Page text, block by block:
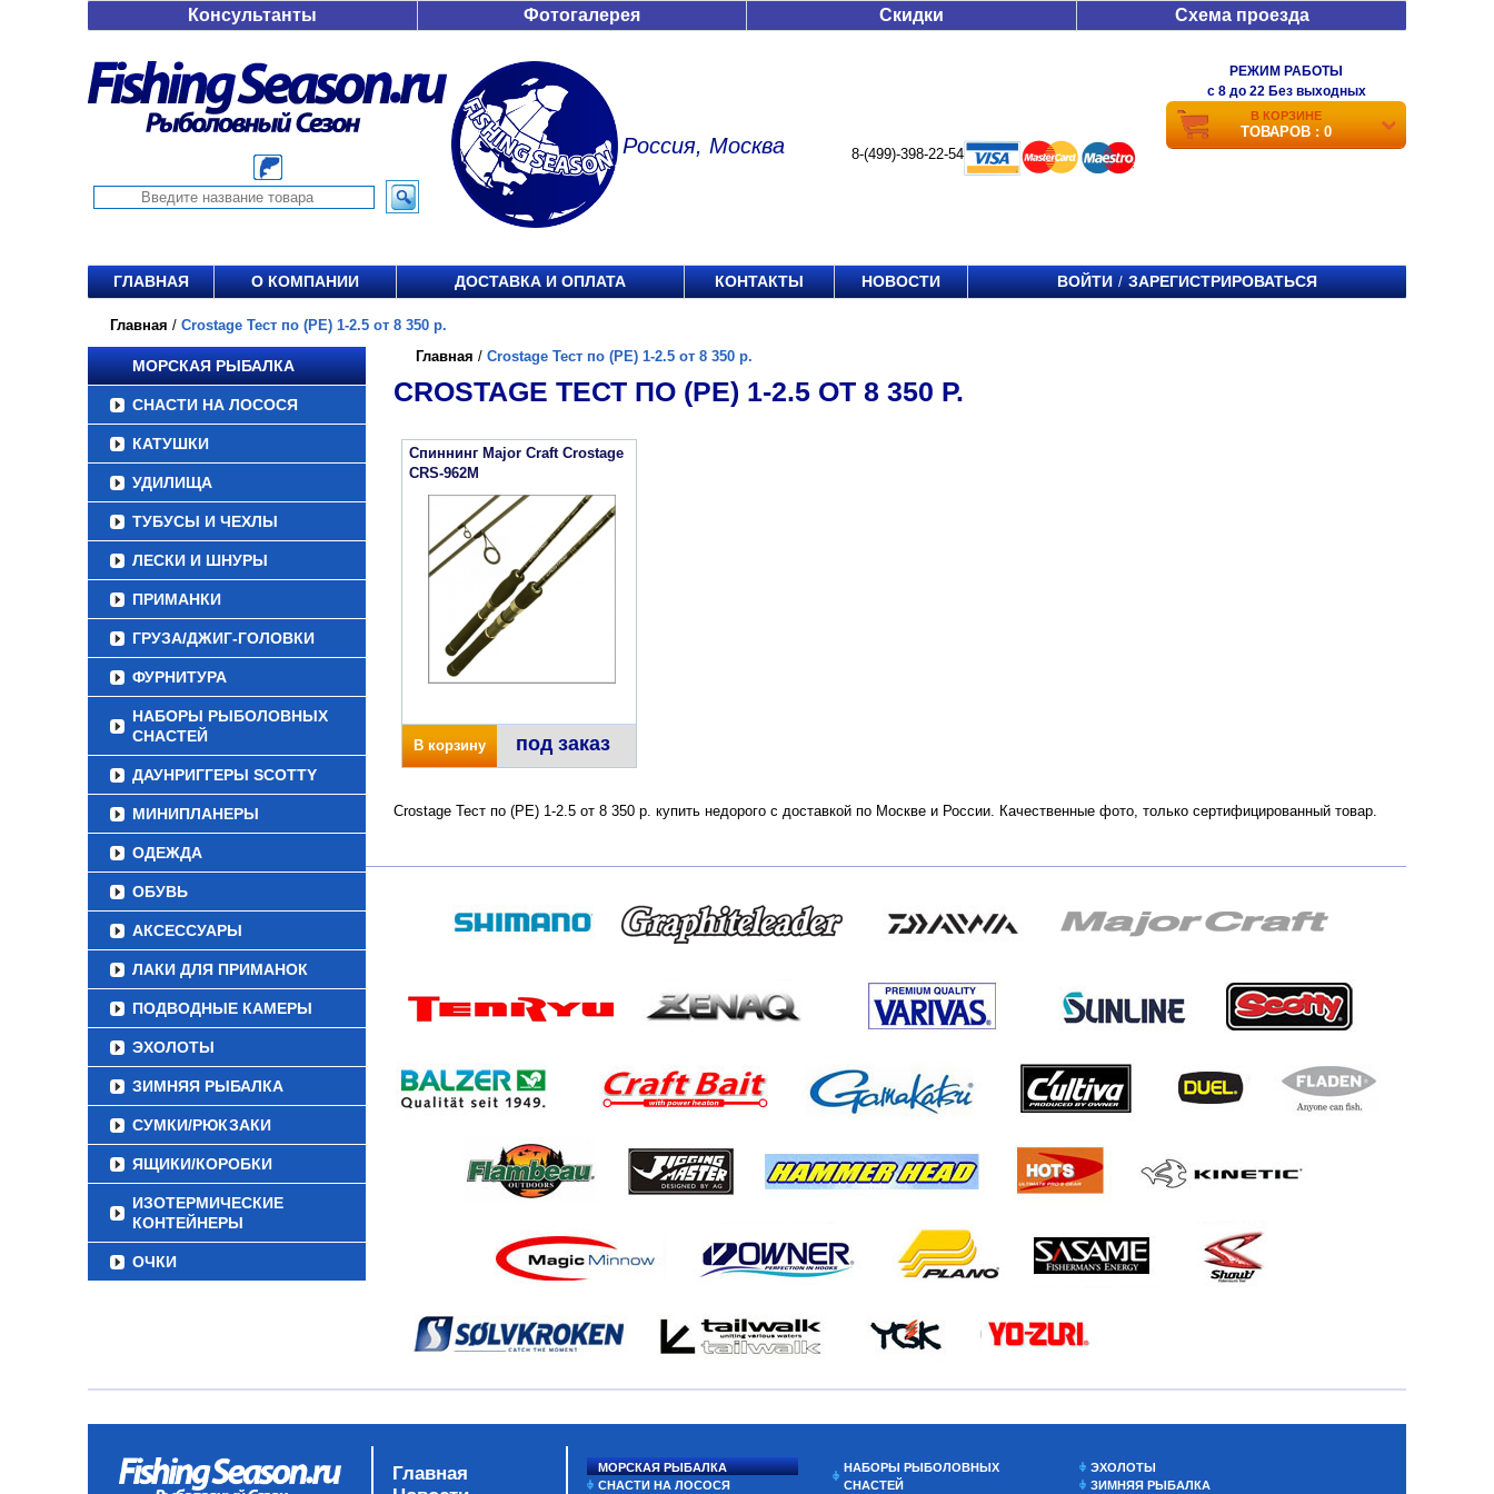
Консультанты Фотогалерея Скидки Схема проезда
Россия, Москва 8-(499)-398-22-54
РЕЖИМ РАБОТЫ
c 8 до 22 Без выходных
В КОРЗИНЕ
ТОВАРОВ : 0
ГЛАВНАЯ О КОМПАНИИ ДОСТАВКА И ОПЛАТА КОНТАКТЫ НОВОСТИ ВОЙТИ / ЗАРЕГИСТРИРОВАТЬСЯ
Главная / Crostage Тест по (РЕ) 1-2.5 от 8 350 р.
МОРСКАЯ РЫБАЛКА
СНАСТИ НА ЛОСОСЯ
КАТУШКИ
УДИЛИЩА
ТУБУСЫ И ЧЕХЛЫ
ЛЕСКИ И ШНУРЫ
ПРИМАНКИ
ГРУЗА/ДЖИГ-ГОЛОВКИ
ФУРНИТУРА
НАБОРЫ РЫБОЛОВНЫХ
СНАСТЕЙ
ДАУНРИГГЕРЫ SCOTTY
МИНИПЛАНЕРЫ
ОДЕЖДА
ОБУВЬ
АКСЕССУАРЫ
ЛАКИ ДЛЯ ПРИМАНОК
ПОДВОДНЫЕ КАМЕРЫ
ЭХОЛОТЫ
ЗИМНЯЯ РЫБАЛКА
СУМКИ/РЮКЗАКИ
ЯЩИКИ/КОРОБКИ
ИЗОТЕРМИЧЕСКИЕ
КОНТЕЙНЕРЫ
ОЧКИ
Главная / Crostage Тест по (РЕ) 1-2.5 от 8 350 р.
CROSTAGE ТЕСТ ПО (РЕ) 1-2.5 ОТ 8 350 Р.
Спиннинг Major Craft Crostage
CRS-962M
В корзину под заказ
Crostage Тест по (РЕ) 1-2.5 от 8 350 р. купить недорого с доставкой по Москве и России. Качественные фото, только сертифицированный товар.
Главная
МОРСКАЯ РЫБАЛКА
СНАСТИ НА ЛОСОСЯ
НАБОРЫ РЫБОЛОВНЫХ
СНАСТЕЙ
ЭХОЛОТЫ
ЗИМНЯЯ РЫБАЛКА